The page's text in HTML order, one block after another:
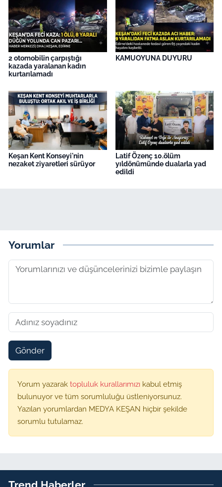
2 otomobilin çarpıştığı
kazada yaralanan kadın
kurtarılamadı
KAMUOYUNA DUYURU
Keşan Kent Konseyi'nin
nezaket ziyaretleri sürüyor
Latif Özenç 10.ölüm
yıldönümünde dualarla yad
edildi
Yorumlar
Gönder
Yorum yazarak topluluk kurallarımızı kabul etmiş
bulunuyor ve tüm sorumluluğu üstleniyorsunuz.
Yazılan yorumlardan MEDYA KEŞAN hiçbir şekilde
sorumlu tutulamaz.